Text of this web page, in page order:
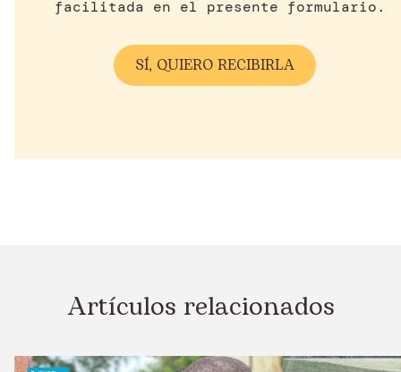
facilitada en el presente formulario.
Artículos relacionados